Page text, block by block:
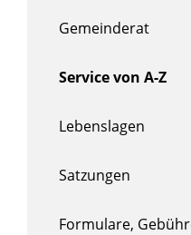
Gemeinderat
Service von A-Z
Lebenslagen
Satzungen
Formulare,